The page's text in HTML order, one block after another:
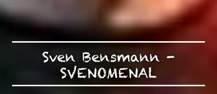
Sven Bensmann -
SVENOMENAL